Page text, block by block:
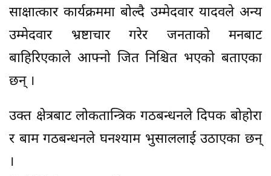
साक्षात्कार कार्यक्रममा बोल्दै उम्मेदवार यादवले अन्य
उम्मेदवार भ्रष्टाचार गरेर जनताको मनबाट
बाहिरिएकाले आफ्नो जित निश्चित भएको बताएका
छन् ।
उक्त क्षेत्रबाट लोकतान्त्रिक गठबन्धनले दिपक बोहोरा
र बाम गठबन्धनले घनश्याम भुसाललाई उठाएका छन्
।